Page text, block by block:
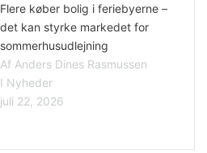
Flere køber bolig i feriebyerne –
det kan styrke markedet for
sommerhusudlejning
Af Anders Dines Rasmussen
I Nyheder
juli 22, 2026